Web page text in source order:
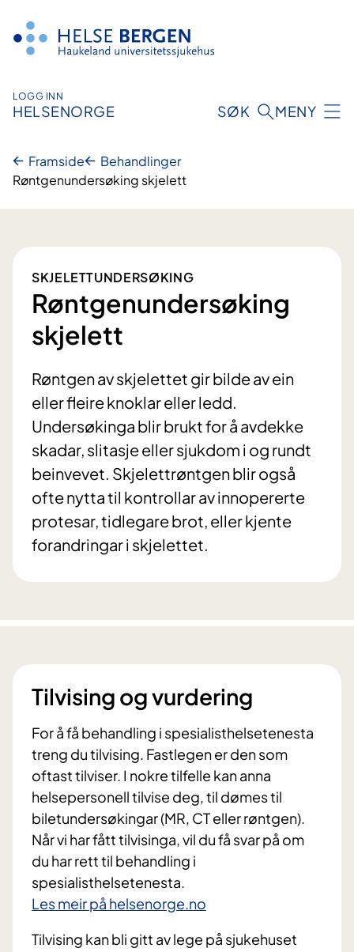
innhald
LOGG INN
HELSENORGE SØK MENY
Framside
Behandlinger
Røntgenundersøking skjelett
SKJELETTUNDERSØKING
Røntgenundersøking
skjelett
Røntgen av skjelettet gir bilde av ein
eller fleire knoklar eller ledd.
Undersøkinga blir brukt for å avdekke
skadar, slitasje eller sjukdom i og rundt
beinvevet. Skjelettrøntgen blir også
ofte nytta til kontrollar av innopererte
protesar, tidlegare brot, eller kjente
forandringar i skjelettet.
Tilvising og vurdering
For å få behandling i spesialisthelsetenesta
treng du tilvising. Fastlegen er den som
oftast tilviser. I nokre tilfelle kan anna
helsepersonell tilvise deg, til dømes til
biletundersøkingar (MR, CT eller røntgen).
Når vi har fått tilvisinga, vil du få svar på om
du har rett til behandling i
spesialisthelsetenesta.
Les meir på helsenorge.no
Tilvising kan bli gitt av lege på sjukehuset